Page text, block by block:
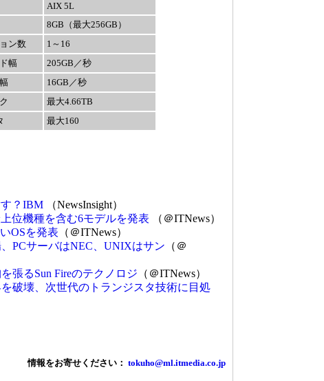
AIX 5L
8GB（最大256GB）
ン数
1～16
幅
205GB／秒
16GB／秒
最大4.66TB
最大160
？IBM （NewsInsight）
位機種を含む6モデルを発表 （＠ITNews）
OSを発表 （＠ITNews）
PCサーバはNEC、UNIXはサン （＠
張るSun Fireのテクノロジ （＠ITNews）
破壊、次世代のトランジスタ技術に目処
情報をお寄せください： tokuho@ml.itmedia.co.jp